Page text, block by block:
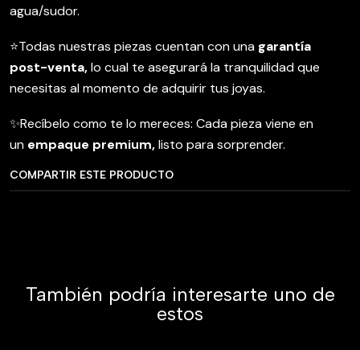
agua/sudor.
⭐️Todas nuestras piezas cuentan con una garantía
post-venta,lo cual te asegurará la tranquilidad que
necesitas al momento de adquirir tus joyas.
✨Recíbelo como te lo mereces: Cada pieza viene en
un empaque premium,listo para sorprender.
COMPARTIR ESTE PRODUCTO
También podría interesarte uno de
estos